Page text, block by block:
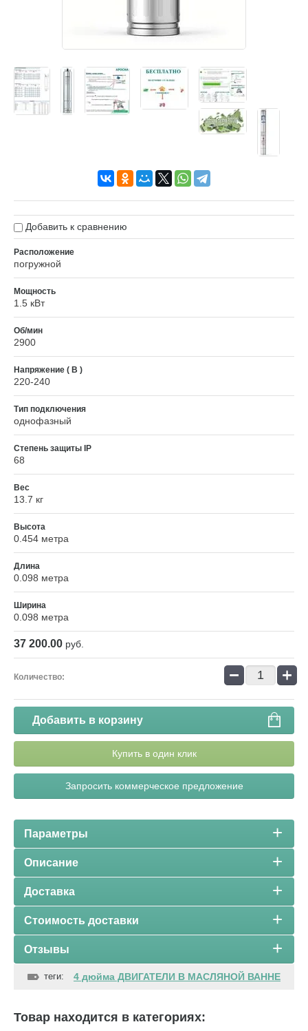
Добавить к сравнению
Расположение
погружной
Мощность
1.5 кВт
Об/мин
2900
Напряжение ( В )
220-240
Тип подключения
однофазный
Степень защиты IP
68
Вес
13.7 кг
Высота
0.454 метра
Длина
0.098 метра
Ширина
0.098 метра
37 200.00 руб.
Количество: − +
Добавить в корзину
Купить в один клик
Запросить коммерческое предложение
Параметры
Описание
Доставка
Стоимость доставки
Отзывы
теги: 4 дюйма ДВИГАТЕЛИ В МАСЛЯНОЙ ВАННЕ
Товар находится в категориях: